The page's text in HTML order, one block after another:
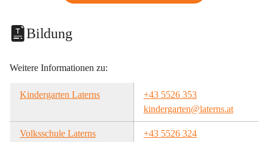
Bildung
Weitere Informationen zu:
Kindergarten Laterns
+43 5526 353
kindergarten@laterns.at
Volksschule Laterns
+43 5526 324